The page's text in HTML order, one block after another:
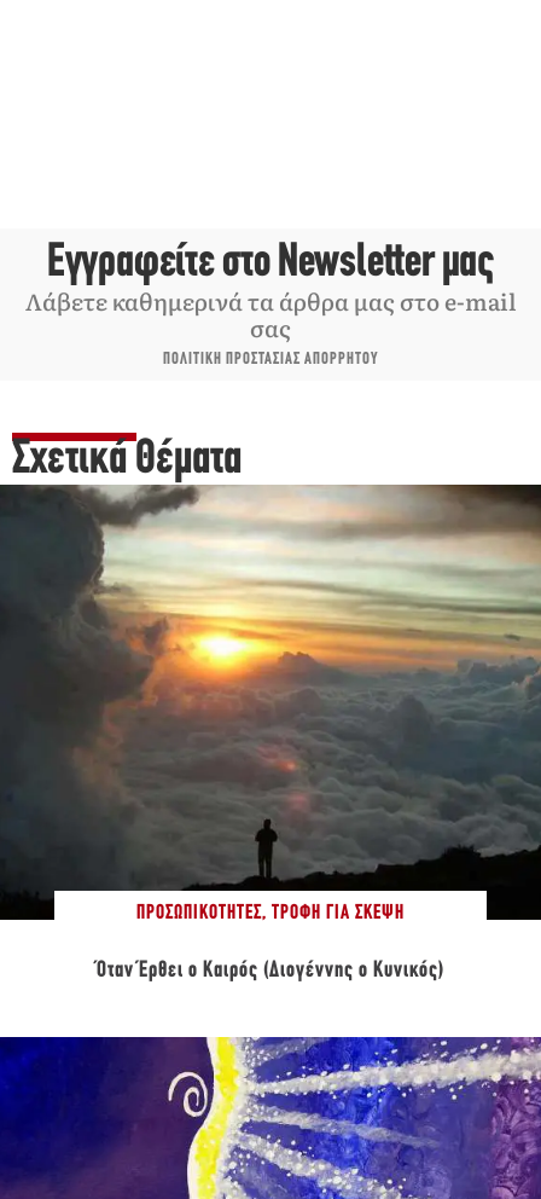
Εγγραφείτε στο Newsletter μας
Λάβετε καθημερινά τα άρθρα μας στο e-mail
σας
ΠΟΛΙΤΙΚΗ ΠΡΟΣΤΑΣΙΑΣ ΑΠΟΡΡΗΤΟΥ
Σχετικά Θέματα
ΠΡΟΣΩΠΙΚΌΤΗΤΕΣ, ΤΡΟΦΉ ΓΙΑ ΣΚΈΨΗ
Όταν Έρθει ο Καιρός (Διογέννης ο Κυνικός)